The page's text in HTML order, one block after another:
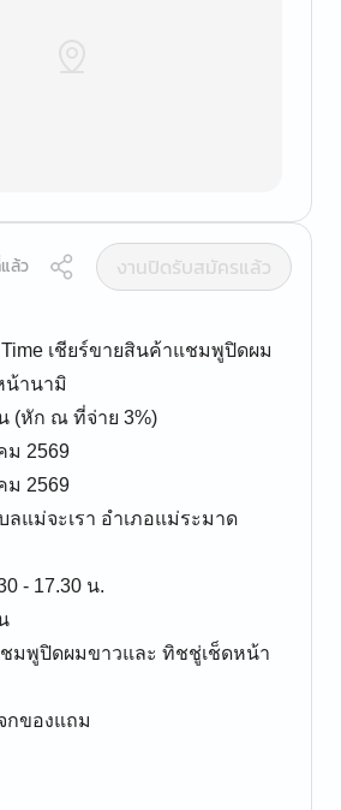
ล้ว
งานปิดรับสมัครแล้ว
เชียร์ขายสินค้าแชมพูปิดผม
น้านามิ
(หัก ณ ที่จ่าย 3%)
ม 2569
ม 2569
แม่จะเรา อำเภอแม่ระมาด
- 17.30 น.
มพูปิดผมขาวและ ทิชชู่เช็ดหน้า
กของแถม